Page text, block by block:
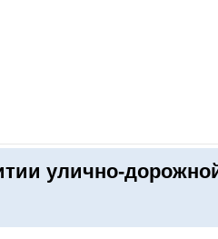
КЛЮЧЕВЫЕ
улично-